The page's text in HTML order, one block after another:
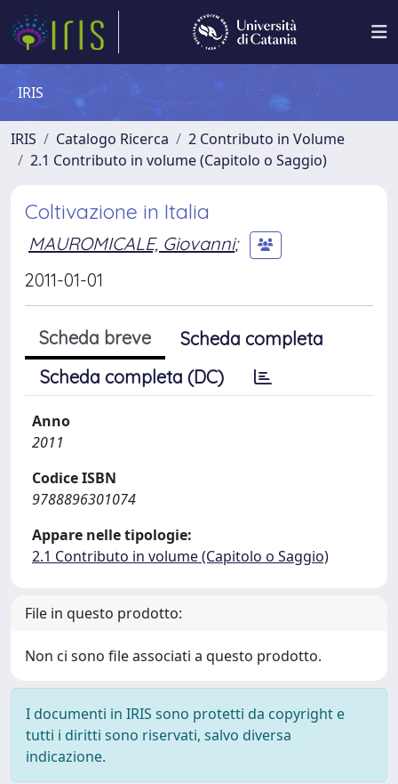
IRIS
IRIS Catalogo Ricerca
2 Contributo in Volume
2.1 Contributo in volume (Capitolo o Saggio)
Coltivazione in Italia
MAUROMICALE, Giovanni;
2011-01-01
Scheda breve
Scheda completa
Scheda completa (DC)
Anno
2011
Codice ISBN
9788896301074
Appare nelle tipologie:
2.1 Contributo in volume (Capitolo o Saggio)
File in questo prodotto:
Non ci sono file associati a questo prodotto.
I documenti in IRIS sono protetti da copyright e
tutti i diritti sono riservati, salvo diversa
indicazione.